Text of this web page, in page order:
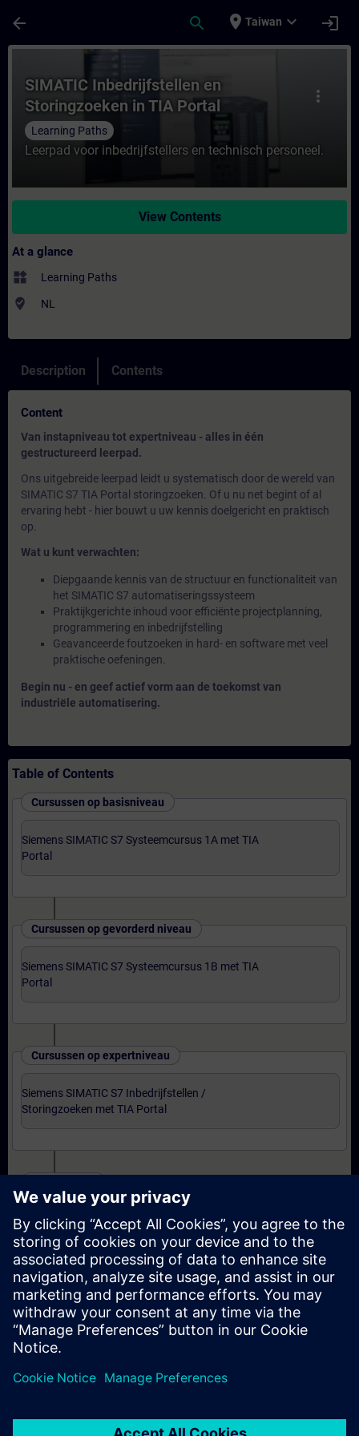
arrow_back search place Taiwan expand_more login
Course - SIMATIC Inbedrijfstellen en
more_vert
SIMATIC Inbedrijfstellen en
Storingzoeken in TIA Portal
Learning Paths
Leerpad voor inbedrijfstellers en technisch personeel.
View Contents
At a glance
widgets Learning Paths
where_to_vote NL
Description Contents
Content
Van instapniveau tot expertniveau - alles in één
gestructureerd leerpad.
Ons uitgebreide leerpad leidt u systematisch door de wereld van
SIMATIC S7 TIA Portal storingzoeken. Of u nu net begint of al
ervaring hebt - hier bouwt u uw kennis doelgericht en praktisch
op.
Wat u kunt verwachten:
Diepgaande kennis van de structuur en functionaliteit van
het SIMATIC S7 automatiseringssysteem
Praktijkgerichte inhoud voor efficiënte projectplanning,
programmering en inbedrijfstelling
Geavanceerde foutzoeken in hard- en software met veel
praktische oefeningen.
Begin nu - en geef actief vorm aan de toekomst van
industriële automatisering.
Table of Contents
Cursussen op basisniveau
Siemens SIMATIC S7 Systeemcursus 1A met TIA
Portal
Cursussen op gevorderd niveau
Siemens SIMATIC S7 Systeemcursus 1B met TIA
Portal
Cursussen op expertniveau
Siemens SIMATIC S7 Inbedrijfstellen /
Storingzoeken met TIA Portal
Voorbereiding-oefenexamen Service Technician
met TIA Portal
Examen Siemens Certified Service Technician met
TIA Portal